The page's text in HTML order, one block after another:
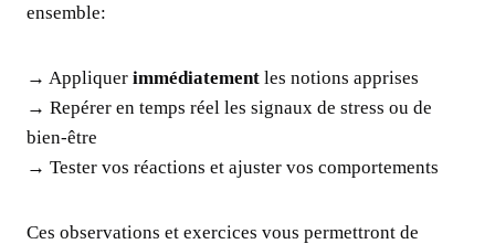
ensemble:
→ Appliquer immédiatement les notions apprises
→ Repérer en temps réel les signaux de stress ou de
bien-être
→ Tester vos réactions et ajuster vos comportements
Ces observations et exercices vous permettront de